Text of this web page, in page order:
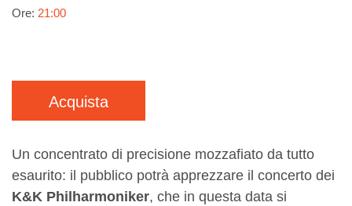
Ore: 21:00
Acquista
Un concentrato di precisione mozzafiato da tutto
esaurito: il pubblico potrà apprezzare il concerto dei
K&K Philharmoniker, che in questa data si